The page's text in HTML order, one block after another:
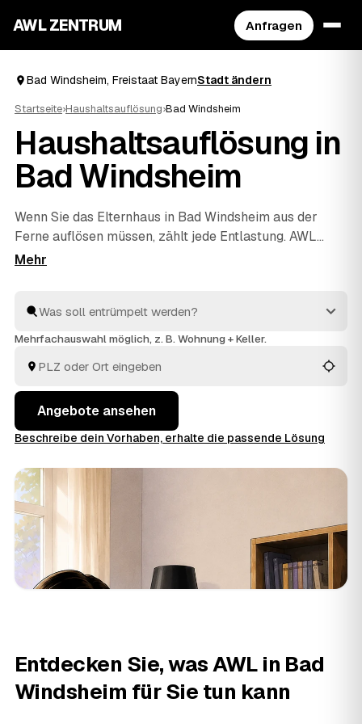
AWL ZENTRUM Anfragen
Bad Windsheim, Freistaat BayernStadt ändern
Startseite›Haushaltsauflösung›Bad Windsheim
Haushaltsauflösung in
Bad Windsheim
Wenn Sie das Elternhaus in Bad Windsheim aus der
Ferne auflösen müssen, zählt jede Entlastung. AWL
bündelt die Suche: Eine Anfrage genügt, und geprüfte
Sichtung des Nachlasses, fachgerechte Entsorgung und
Wertanrechnung übernehmen die Profis – einfühlsam
aus Bad Windsheim undBurgbernheim
Uffenheim
vergleichen Sie in Ruhe und geben den Auftrag aus der
Hand.
Mehrfachauswahl möglich, z. B. Wohnung + Keller.
Angebote ansehen
Beschreibe dein Vorhaben, erhalte die passende Lösung
Entdecken Sie, was AWL in Bad
Windsheim für Sie tun kann